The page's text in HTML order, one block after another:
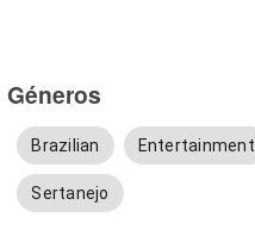
Géneros
Brazilian Entertainment
Sertanejo